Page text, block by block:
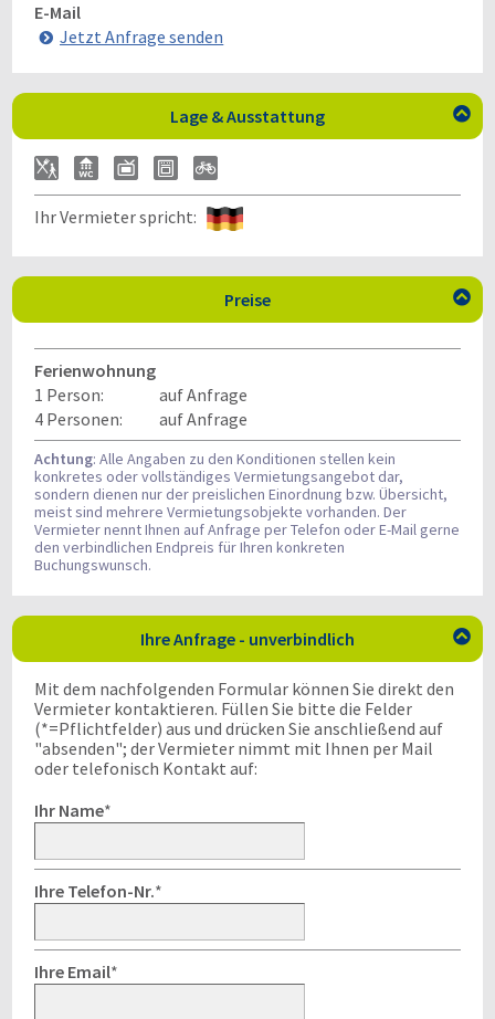
E-Mail
Jetzt Anfrage senden
Lage & Ausstattung 
Ihr Vermieter spricht:
Preise 
Ferienwohnung
1 Person:
auf Anfrage
4 Personen:
auf Anfrage
Achtung: Alle Angaben zu den Konditionen stellen kein
konkretes oder vollständiges Vermietungsangebot dar,
sondern dienen nur der preislichen Einordnung bzw. Übersicht,
meist sind mehrere Vermietungsobjekte vorhanden. Der
Vermieter nennt Ihnen auf Anfrage per Telefon oder E-Mail gerne
den verbindlichen Endpreis für Ihren konkreten
Buchungswunsch.
Ihre Anfrage - unverbindlich 
Mit dem nachfolgenden Formular können Sie direkt den
Vermieter kontaktieren. Füllen Sie bitte die Felder
(*=Pflichtfelder) aus und drücken Sie anschließend auf
"absenden"; der Vermieter nimmt mit Ihnen per Mail
oder telefonisch Kontakt auf:
Ihr Name*
Ihre Telefon-Nr.*
Ihre Email*